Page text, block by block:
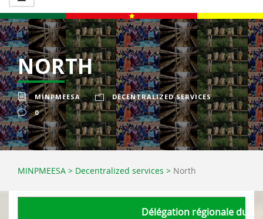
NORTH
MINPMEESA
DECENTRALIZED SERVICES
0
MINPMEESA > Decentralized services > North
Délégation régionale du